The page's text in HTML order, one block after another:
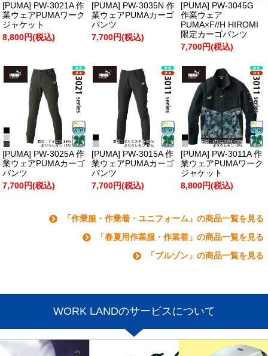
[PUMA] PW-3021A 作
業ウェアPUMAワーク
ジャケット
8,800円(税込)
[PUMA] PW-3035N 作
業ウェアPUMAカーゴ
パンツ
7,700円(税込)
[PUMA] PW-3045G
作業ウェア
PUMA×F//H HIROMI
限定カーゴパンツ
7,700円(税込)
[PUMA] PW-3025A 作
業ウェアPUMAカーゴ
パンツ
7,700円(税込)
[PUMA] PW-3015A 作
業ウェアPUMAカーゴ
パンツ
7,700円(税込)
[PUMA] PW-3011A 作
業ウェアPUMAワーク
ジャケット
8,800円(税込)
「作業服・作業着・ユニフォーム」の商品一覧を見る
「春夏用作業服・作業着」の商品一覧を見る
「ブルゾン」の商品一覧を見る
WORK LANDのサービスについて